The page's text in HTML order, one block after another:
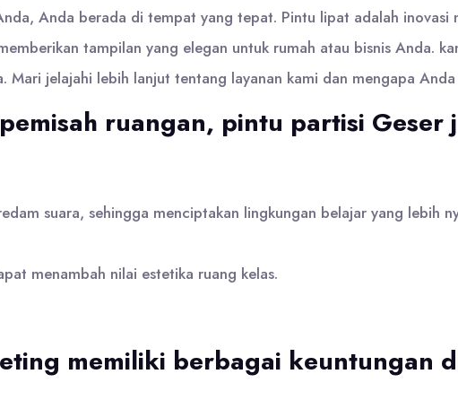
Anda berada di tempat yang tepat. Pintu lipat adalah inovasi
tampilan yang elegan untuk rumah atau bisnis Anda.
Mari jelajahi lebih lanjut tentang layanan kami dan mengapa
ruangan, pintu partisi Geser
suara, sehingga menciptakan lingkungan belajar yang lebih
menambah nilai estetika ruang kelas.
memiliki berbagai keuntungan